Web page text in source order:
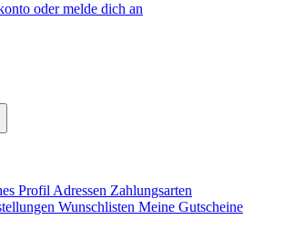
oder melde dich an
Profil Adressen Zahlungsarten
Wunschlisten Meine Gutscheine